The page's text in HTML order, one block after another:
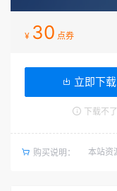
¥ 30 点券
立即下载
下载不
购买说明： 本站资